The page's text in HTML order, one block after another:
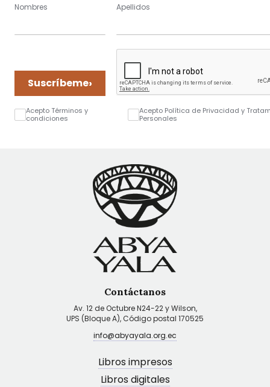
Nombres Apellidos
Suscríbeme›
Acepto Términos y
condiciones
Acepto Política de Privacidad y
Personales
Contáctanos
Av. 12 de Octubre N24-22 y Wilson,
UPS (Bloque A), Código postal 170525
info@abyayala.org.ec
Libros impresos
Libros digitales